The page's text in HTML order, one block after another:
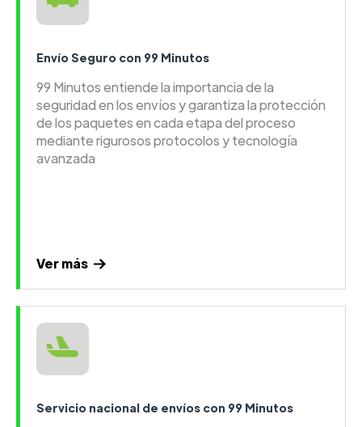
Envío Seguro con 99 Minutos
99 Minutos entiende la importancia de la
seguridad en los envíos y garantiza la protección
de los paquetes en cada etapa del proceso
mediante rigurosos protocolos y tecnología
avanzada
Ver más
Servicio nacional de envíos con 99 Minutos